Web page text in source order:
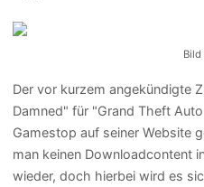
Der vor kurzem angekündigte
Damned" für "Grand Theft
Gamestop auf seiner Website
man keinen Downloadcontent
wieder, doch hierbei wird es